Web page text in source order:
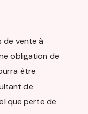
de vente à
obligation de
être
de
que perte de